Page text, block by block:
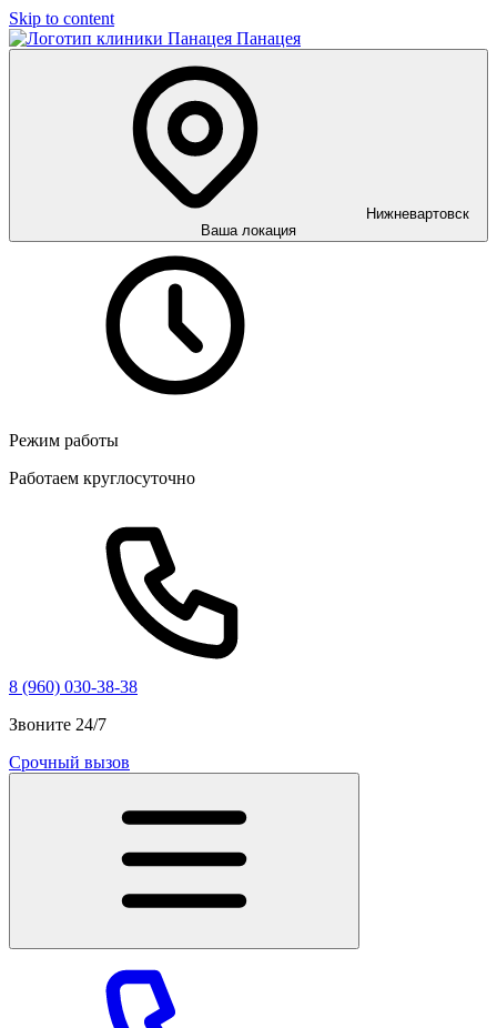
Skip to content
Панацея
Нижневартовск
Ваша локация
Режим работы
Работаем круглосуточно
8 (960) 030-38-38
Звоните 24/7
Срочный вызов